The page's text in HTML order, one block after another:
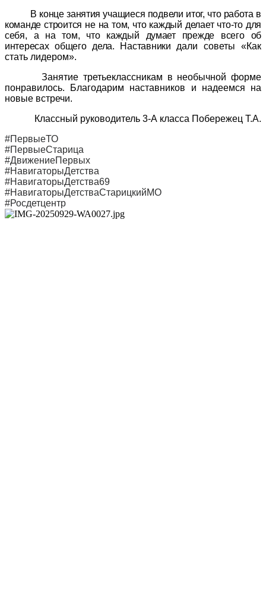
В конце занятия учащиеся подвели итог, что работа в
команде строится не на том, что каждый делает что-то для
себя, а на том, что каждый думает прежде всего об
интересах общего дела. Наставники дали советы «Как
стать лидером».
Занятие третьеклассникам в необычной форме
понравилось. Благодарим наставников и надеемся на
новые встречи.
Классный руководитель 3-А класса Побережец Т.А.
#ПервыеТО
#ПервыеСтарица
#ДвижениеПервых
#НавигаторыДетства
#НавигаторыДетства69
#НавигаторыДетстваСтарицкийМО
#Росдетцентр